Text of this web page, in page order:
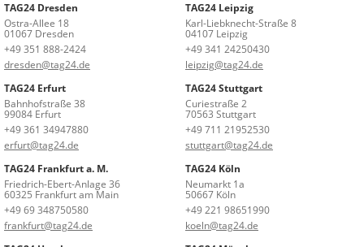
TAG24 Dresden
Ostra-Allee 18
01067 Dresden
+49 351 888-2424
dresden@tag24.de
TAG24 Leipzig
Karl-Liebknecht-Straße 8
04107 Leipzig
+49 341 24250430
leipzig@tag24.de
TAG24 Erfurt
Bahnhofstraße 38
99084 Erfurt
+49 361 34947880
erfurt@tag24.de
TAG24 Stuttgart
Curiestraße 2
70563 Stuttgart
+49 711 21952530
stuttgart@tag24.de
TAG24 Frankfurt a. M.
Friedrich-Ebert-Anlage 36
60325 Frankfurt am Main
+49 69 348750580
frankfurt@tag24.de
TAG24 Köln
Neumarkt 1a
50667 Köln
+49 221 98651990
koeln@tag24.de